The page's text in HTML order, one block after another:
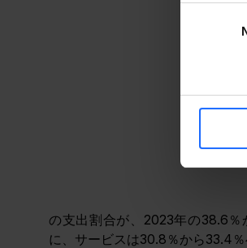
の支出割合が、2023年の38.6
に、サービスは30.8％から33.4